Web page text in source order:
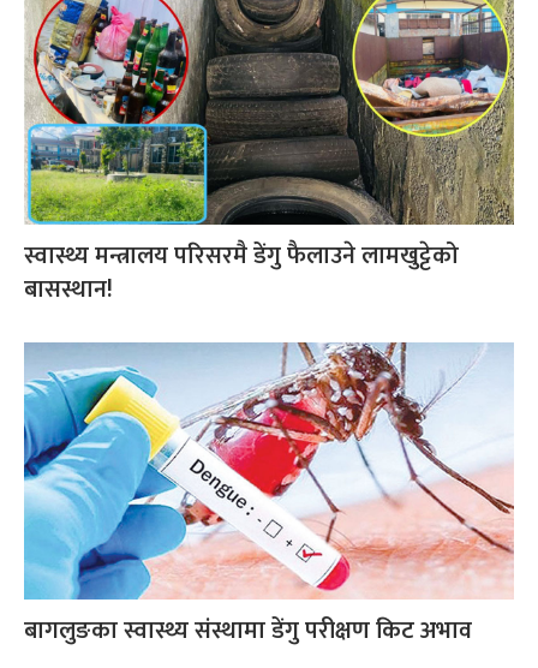
स्वास्थ्य मन्त्रालय परिसरमै डेंगु फैलाउने लामखुट्टेको
बासस्थान!
बागलुङका स्वास्थ्य संस्थामा डेंगु परीक्षण किट अभाव